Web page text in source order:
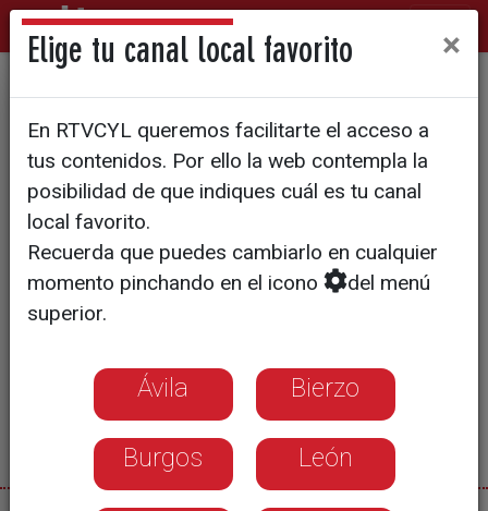
Grana y Oro - Ginés Marín
Elige tu canal local favorito ×
En RTVCYL queremos facilitarte el acceso a
tus contenidos. Por ello la web contempla la
posibilidad de que indiques cuál es tu canal
local favorito.
Recuerda que puedes cambiarlo en cualquier
momento pinchando en el icono
del menú
superior.
Ávila Bierzo
Burgos León